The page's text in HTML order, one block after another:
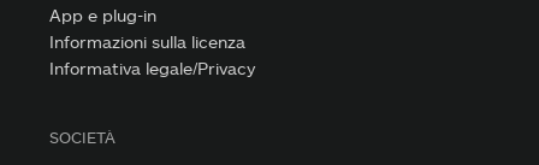
App e plug-in
Informazioni sulla licenza
Informativa legale/Privacy
SOCIETÀ